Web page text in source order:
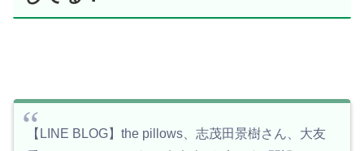
【LINE BLOG】the pillows、志茂田景樹さん、大友